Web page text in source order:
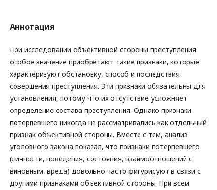
Аннотация
При исследовании объективной стороны преступления
особое значение приобретают такие признаки, которые
характеризуют обстановку, способ и последствия
совершения преступления. Эти признаки обязательны для
установления, потому что их отсутствие усложняет
определение состава преступления. Однако признаки
потерпевшего никогда не рассматривались как отдельный
признак объективной стороны. Вместе с тем, анализ
уголовного закона показал, что признаки потерпевшего
(личности, поведения, состояния, взаимоотношений с
виновным, вреда) довольно часто фигурируют в связи с
другими признаками объективной стороны. При всем